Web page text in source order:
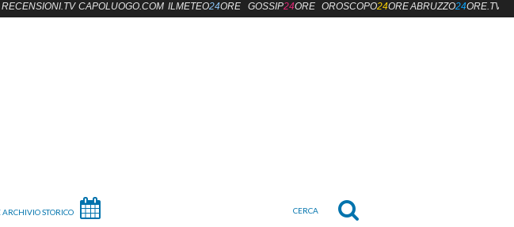
RECENSIONI.TV CAPOLUOGO.COM ILMETEO24ORE GOSSIP24ORE OROSCOPO24OREABRUZZO24ORE.TV